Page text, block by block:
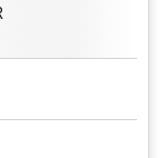
según CC BY 4.0.